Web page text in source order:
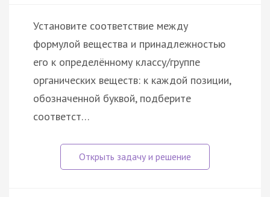
Установите соответствие между
формулой вещества и принадлежностью
его к определённому классу/группе
органических веществ: к каждой позиции,
обозначенной буквой, подберите
соответст…